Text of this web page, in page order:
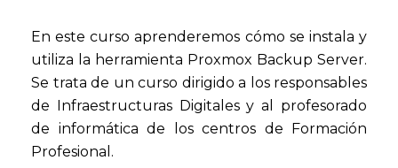
En este curso aprenderemos cómo se instala y
utiliza la herramienta Proxmox Backup Server.
Se trata de un curso dirigido a los responsables
de Infraestructuras Digitales y al profesorado
de informática de los centros de Formación
Profesional.